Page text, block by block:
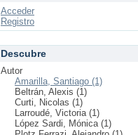
Acceder
Registro
Descubre
Autor
Amarilla, Santiago (1)
Beltrán, Alexis (1)
Curti, Nicolas (1)
Larroudé, Victoria (1)
López Sardi, Mónica (1)